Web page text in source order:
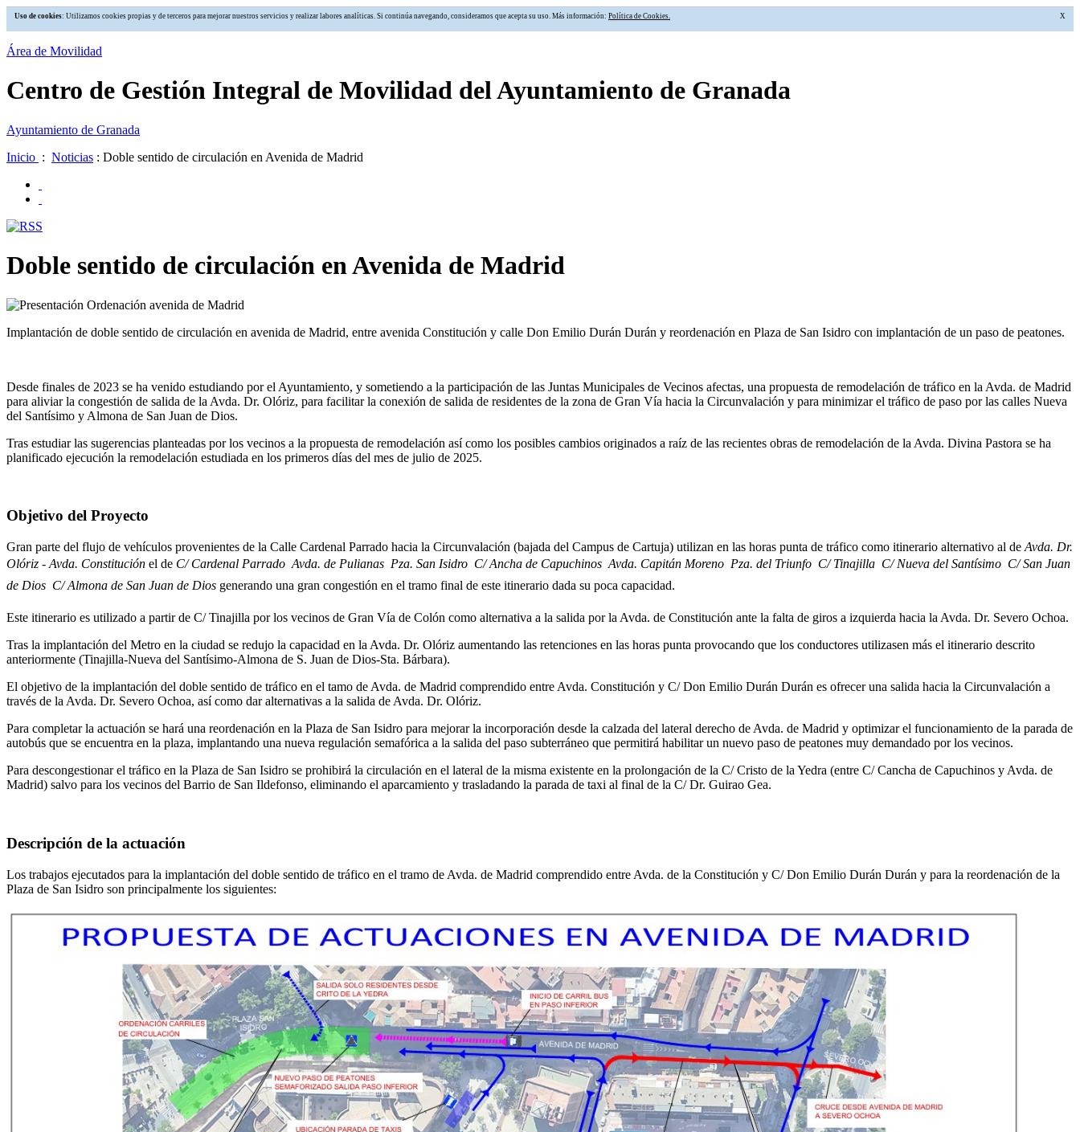
Uso de cookies: Utilizamos cookies propias y de terceros para mejorar nuestros servicios y realizar labores analíticas. Si continúa navegando, consideramos que acepta su uso. Más información: Política de Cookies. X
Área de Movilidad
Centro de Gestión Integral de Movilidad del Ayuntamiento de Granada
Ayuntamiento de Granada
Inicio : Noticias : Doble sentido de circulación en Avenida de Madrid
Doble sentido de circulación en Avenida de Madrid
Implantación de doble sentido de circulación en avenida de Madrid, entre avenida Constitución y calle Don Emilio Durán Durán y reordenación en Plaza de San Isidro con implantación de un paso de peatones.
Desde finales de 2023 se ha venido estudiando por el Ayuntamiento, y sometiendo a la participación de las Juntas Municipales de Vecinos afectas, una propuesta de remodelación de tráfico en la Avda. de Madrid
para aliviar la congestión de salida de la Avda. Dr. Olóriz, para facilitar la conexión de salida de residentes de la zona de Gran Vía hacia la Circunvalación y para minimizar el tráfico de paso por las calles Nueva
del Santísimo y Almona de San Juan de Dios.
Tras estudiar las sugerencias planteadas por los vecinos a la propuesta de remodelación así como los posibles cambios originados a raíz de las recientes obras de remodelación de la Avda. Divina Pastora se ha
planificado ejecución la remodelación estudiada en los primeros días del mes de julio de 2025.
Objetivo del Proyecto
Gran parte del flujo de vehículos provenientes de la Calle Cardenal Parrado hacia la Circunvalación (bajada del Campus de Cartuja) utilizan en las horas punta de tráfico como itinerario alternativo al de Avda. Dr.
Olóriz - Avda. Constitución el de C/ Cardenal Parrado  Avda. de Pulianas  Pza. San Isidro  C/ Ancha de Capuchinos  Avda. Capitán Moreno  Pza. del Triunfo  C/ Tinajilla  C/ Nueva del Santísimo  C/ San Juan
de Dios  C/ Almona de San Juan de Dios generando una gran congestión en el tramo final de este itinerario dada su poca capacidad.
Este itinerario es utilizado a partir de C/ Tinajilla por los vecinos de Gran Vía de Colón como alternativa a la salida por la Avda. de Constitución ante la falta de giros a izquierda hacia la Avda. Dr. Severo Ochoa.
Tras la implantación del Metro en la ciudad se redujo la capacidad en la Avda. Dr. Olóriz aumentando las retenciones en las horas punta provocando que los conductores utilizasen más el itinerario descrito
anteriormente (Tinajilla-Nueva del Santísimo-Almona de S. Juan de Dios-Sta. Bárbara).
El objetivo de la implantación del doble sentido de tráfico en el tamo de Avda. de Madrid comprendido entre Avda. Constitución y C/ Don Emilio Durán Durán es ofrecer una salida hacia la Circunvalación a
través de la Avda. Dr. Severo Ochoa, así como dar alternativas a la salida de Avda. Dr. Olóriz.
Para completar la actuación se hará una reordenación en la Plaza de San Isidro para mejorar la incorporación desde la calzada del lateral derecho de Avda. de Madrid y optimizar el funcionamiento de la parada de
autobús que se encuentra en la plaza, implantando una nueva regulación semafórica a la salida del paso subterráneo que permitirá habilitar un nuevo paso de peatones muy demandado por los vecinos.
Para descongestionar el tráfico en la Plaza de San Isidro se prohibirá la circulación en el lateral de la misma existente en la prolongación de la C/ Cristo de la Yedra (entre C/ Cancha de Capuchinos y Avda. de
Madrid) salvo para los vecinos del Barrio de San Ildefonso, eliminando el aparcamiento y trasladando la parada de taxi al final de la C/ Dr. Guirao Gea.
Descripción de la actuación
Los trabajos ejecutados para la implantación del doble sentido de tráfico en el tramo de Avda. de Madrid comprendido entre Avda. de la Constitución y C/ Don Emilio Durán Durán y para la reordenación de la
Plaza de San Isidro son principalmente los siguientes: